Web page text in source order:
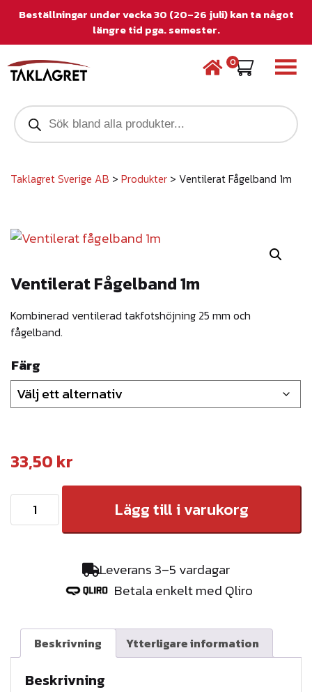
Beställningar under vecka 30 (20–26 juli) kan ta något
längre tid pga. semester.
0
P
r
o
c
e
a
h
Taklagret Sverige AB > Produkter > Ventilerat Fågelband 1m
Ventilerat Fågelband 1m
Kombinerad ventilerad takfotshöjning 25 mm och
fågelband.
Färg
33,50 kr
V
e
a
Lägg till i varukorg
Leverans 3–5 vardagar
Betala enkelt med Qliro
Beskrivning Ytterligare information
Beskrivning